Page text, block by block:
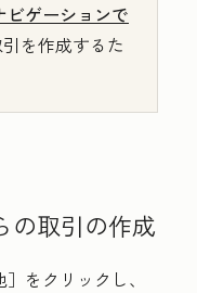
ビゲーションで
を作成するた
の取引の作成
］をクリックし、